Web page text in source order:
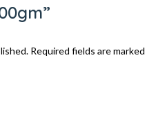
Required fields are marked